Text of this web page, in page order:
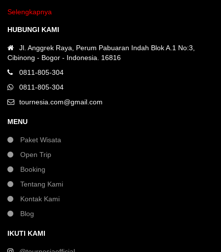
Selengkapnya
HUBUNGI KAMI
Jl. Anggrek Raya, Perum Pabuaran Indah Blok A.1 No:3,
Cibinong - Bogor - Indonesia. 16816
0811-805-304
0811-805-304
tournesia.com@gmail.com
MENU
Paket Wisata
Open Trip
Booking
Tentang Kami
Kontak Kami
Blog
IKUTI KAMI